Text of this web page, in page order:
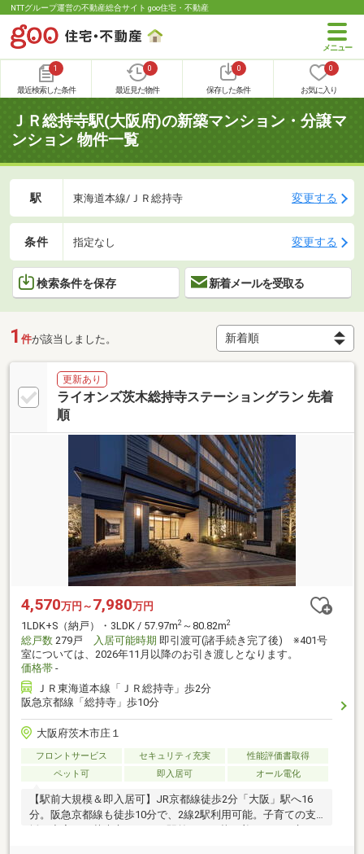
NTTグループ運営の不動産総合サイト goo住宅・不動産
1
最近検索した条件
0
最近見た物件
0
保存した条件
0
お気に入り
ＪＲ総持寺駅(大阪府)の新築マンション・分譲マ
ンション 物件一覧
駅 東海道本線/ＪＲ総持寺 変更する
条件 指定なし 変更する
検索条件を保存 新着メールを受取る
1 件が該当しました。
更新あり
ライオンズ茨木総持寺ステーショングラン 先着
順
4,570万円～ 7,980万円
1LDK+S（納戸）・3LDK / 57.97m2 ～80.82m2
総戸数 279戸 入居可能時期 即引渡可(諸手続き完了後) ※401号
室については、2026年11月以降のお引き渡しとなります。
価格帯 -
ＪＲ東海道本線「ＪＲ総持寺」歩2分
阪急京都線「総持寺」歩10分
大阪府茨木市庄１
フロントサービス セキュリティ充実
性能評価書取得
ペット可
即入居可 オール電化
【駅前大規模＆即入居可】JR京都線徒歩2分「大阪」駅へ16
分。阪急京都線も徒歩10分で、2線2駅利用可能。子育ての支